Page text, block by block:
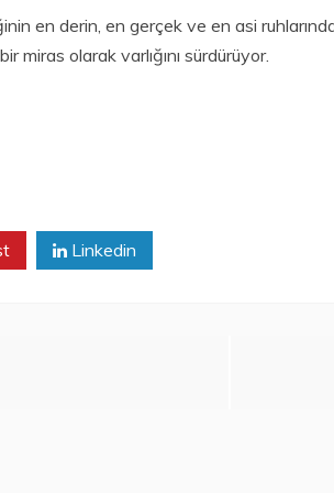
en derin, en gerçek ve en asi
miras olarak varlığını sürdürüyor.
Linkedin